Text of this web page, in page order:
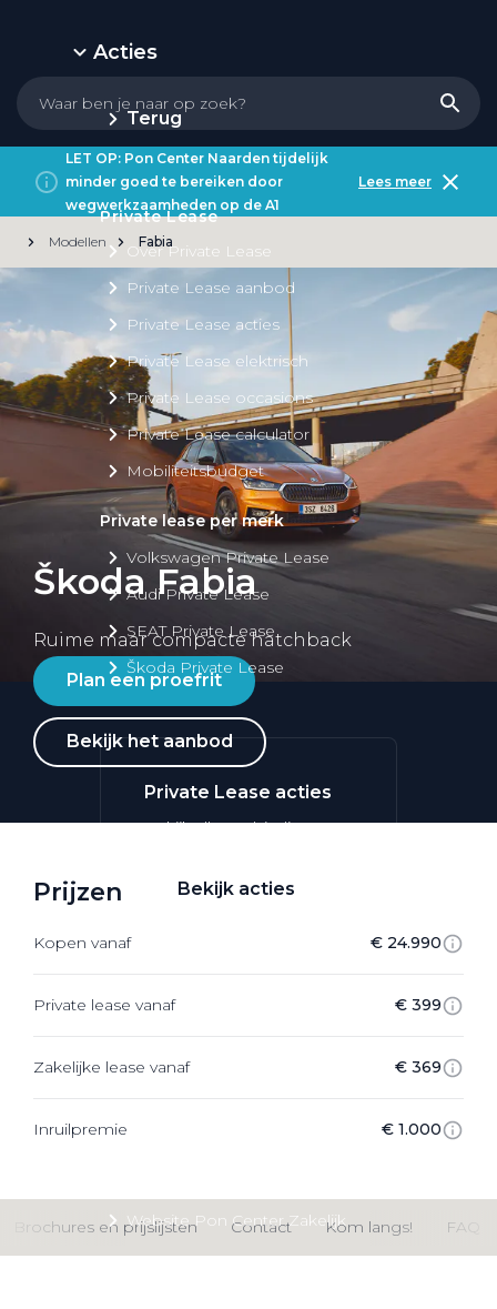
Acties
Terug
Private Lease
Over Private Lease
Private Lease aanbod
Private Lease acties
Private Lease elektrisch
Private Lease occasions
Private Lease calculator
Mobiliteitsbudget
Private lease per merk
Volkswagen Private Lease
Audi Private Lease
SEAT Private Lease
Škoda Private Lease
Private Lease acties
Bekijk alle aanbiedingen
Bekijk acties
Website Pon Center Zakelijk
LET OP: Pon Center Naarden tijdelijk
minder goed te bereiken door
wegwerkzaamheden op de A1
Lees meer
Modellen Fabia
Škoda Fabia
Ruime maar compacte hatchback
Plan een proefrit
Bekijk het aanbod
Prijzen
Kopen vanaf € 24.990
Private lease vanaf € 399
Zakelijke lease vanaf € 369
Inruilpremie € 1.000
Brochures en prijslijsten Contact Kom langs! FAQ